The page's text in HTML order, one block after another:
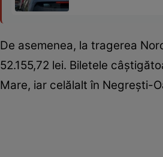
De asemenea, la tragerea
52.155,72 lei. Biletele
Mare, iar celălalt în Negrești-